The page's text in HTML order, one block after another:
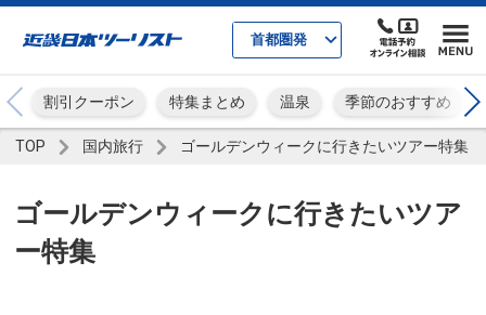
首都圏発
割引クーポン 特集まとめ 温泉 季節のおすすめ
TOP 国内旅行 ゴールデンウィークに行きたいツアー特集
ゴールデンウィークに行きたいツア
ー特集